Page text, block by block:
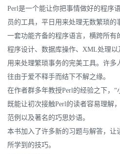
Perl是一个能让你把事情做好的程序
员的工具，平日用来处理无数繁琐的
一套功能齐备的程序语言，横跨所有
程序设计、数据库操作、XML处理
用来处理繁琐事务的完美工具。许多
往由于爱不释手而结下不解之缘。
在作者群多年教授Perl的经验之下，“
既能让初次接触Perl的读者容易理解
范例以及著名的巧思妙语。
本书加入了许多新的习题与解答，让
所学到的技巧。